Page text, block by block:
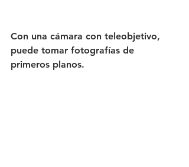
Con una cámara con teleobjetivo,
puede tomar fotografías de
primeros planos.